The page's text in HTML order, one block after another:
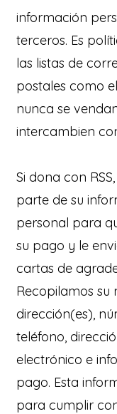
información
terceros. Es
las listas de
postales como
nunca se
intercambien
Si dona con
parte de su
personal para
su pago y le
cartas de
Recopilamos su
dirección(es),
teléfono,
electrónico e
pago. Esta
para cumplir